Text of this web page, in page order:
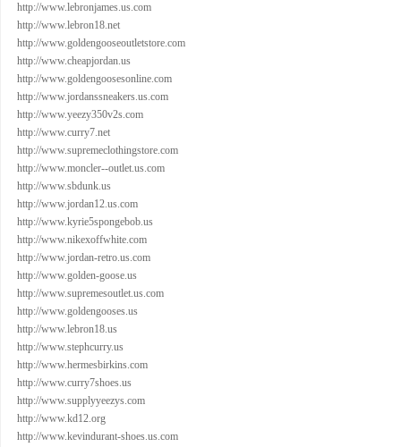
http://www.lebronjames.us.com
http://www.lebron18.net
http://www.goldengooseoutletstore.com
http://www.cheapjordan.us
http://www.goldengoosesonline.com
http://www.jordanssneakers.us.com
http://www.yeezy350v2s.com
http://www.curry7.net
http://www.supremeclothingstore.com
http://www.moncler--outlet.us.com
http://www.sbdunk.us
http://www.jordan12.us.com
http://www.kyrie5spongebob.us
http://www.nikexoffwhite.com
http://www.jordan-retro.us.com
http://www.golden-goose.us
http://www.supremesoutlet.us.com
http://www.goldengooses.us
http://www.lebron18.us
http://www.stephcurry.us
http://www.hermesbirkins.com
http://www.curry7shoes.us
http://www.supplyyeezys.com
http://www.kd12.org
http://www.kevindurant-shoes.us.com